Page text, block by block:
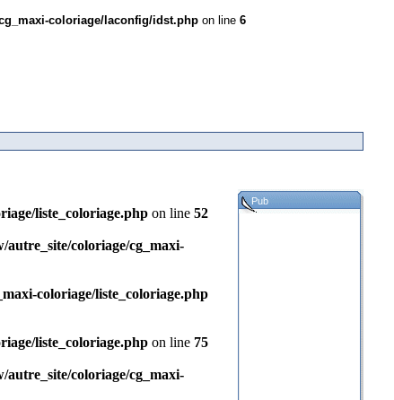
coloriage/laconfig/idst.php on line 6
liste_coloriage.phpon line 52
coloriage/cg_maxi-
coloriage/liste_coloriage.php
liste_coloriage.phpon line 75
coloriage/cg_maxi-
Pub